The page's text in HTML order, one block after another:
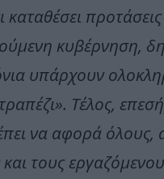
καταθέσει
κυβέρνηση,
υπάρχουν
Τέλος,
να αφορά όλους,
τους